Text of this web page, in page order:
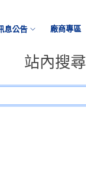
息公告 廠商專區
站內搜尋